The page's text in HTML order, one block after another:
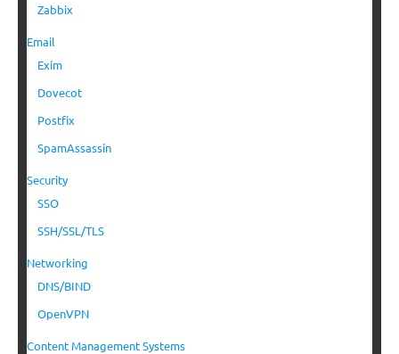
Zabbix
Email
Exim
Dovecot
Postfix
SpamAssassin
Security
SSO
SSH/SSL/TLS
Networking
DNS/BIND
OpenVPN
Content Management Systems